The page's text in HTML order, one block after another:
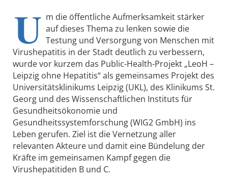
U m die öffentliche Aufmerksamkeit stärker
auf dieses Thema zu lenken sowie die
Testung und Versorgung von Menschen mit
Virushepatitis in der Stadt deutlich zu verbessern,
wurde vor kurzem das Public-Health-Projekt „LeoH –
Leipzig ohne Hepatitis“ als gemeinsames Projekt des
Universitätsklinikums Leipzig (UKL), des Klinikums St.
Georg und des Wissenschaftlichen Instituts für
Gesundheitsökonomie und
Gesundheitssystemforschung (WIG2 GmbH) ins
Leben gerufen. Ziel ist die Vernetzung aller
relevanten Akteure und damit eine Bündelung der
Kräfte im gemeinsamen Kampf gegen die
Virushepatitiden B und C.